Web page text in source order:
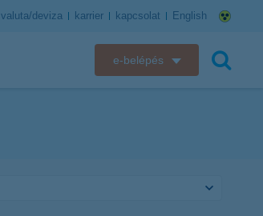
valuta/deviza karrier kapcsolat English
e-belépés